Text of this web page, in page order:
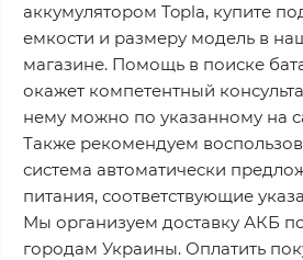
аккумулятором Topla, купите
емкости и размеру модель в
магазине. Помощь в поиске
окажет компетентный
нему можно по указанному на
Также рекомендуем
система автоматически
питания, соответствующие
Мы организуем доставку АКБ
городам Украины. Оплатить